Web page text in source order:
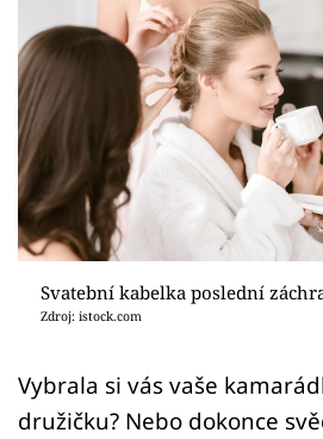
Zahrada
Design
Sledujte prima+
Přihlášení
Sledujte nás
Svatební kabelka poslední
Zdroj: istock.com
Vybrala si vás vaše
družičku? Nebo dokonce